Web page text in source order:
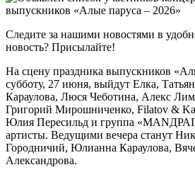
Следите за нашими новостями в
новость? Присылайте!
На сцену праздника выпускников
субботу, 27 июня, выйдут Елка,
Караулова, Люся Чеботина, Алекс
Григорий Мирошниченко, Filatov &
Юлия Пересильд и группа
артисты. Ведущими вечера станут
Городничий, Юлианна Караулова,
Александрова.